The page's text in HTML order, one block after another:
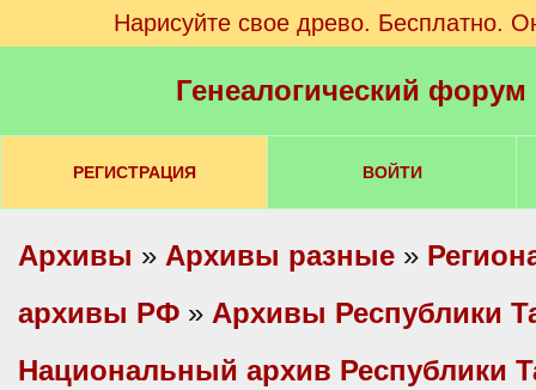
Нарисуйте свое древо. Бесплатно.
Генеалогический
РЕГИСТРАЦИЯ ВОЙТИ
Архивы » Архивы разные »
архивы РФ » Архивы Республики
Национальный архив Республики